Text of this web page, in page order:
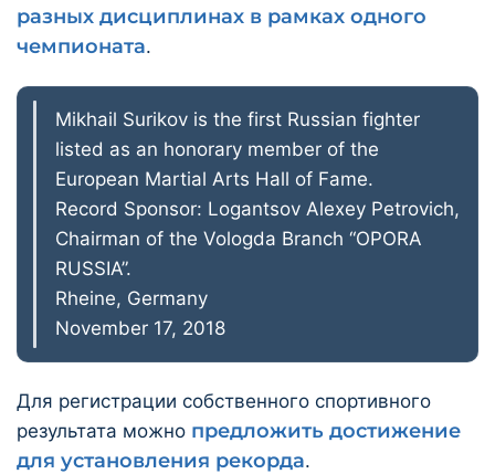
разных дисциплинах в рамках одного
чемпионата.
Mikhail Surikov is the first Russian fighter
listed as an honorary member of the
European Martial Arts Hall of Fame.
Record Sponsor: Logantsov Alexey Petrovich,
Chairman of the Vologda Branch “OPORA
RUSSIA”.
Rheine, Germany
November 17, 2018
Для регистрации собственного спортивного
результата можно предложить достижение
для установления рекорда.